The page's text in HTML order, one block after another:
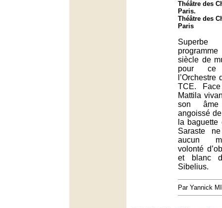
Théâtre des
Paris.
Théâtre des
Paris
siècle de
pour ce
TCE.
Mattila
son
angoissé
la baguette
Saraste
aucun
volonté
et blanc
Sibelius.
Par Yannick